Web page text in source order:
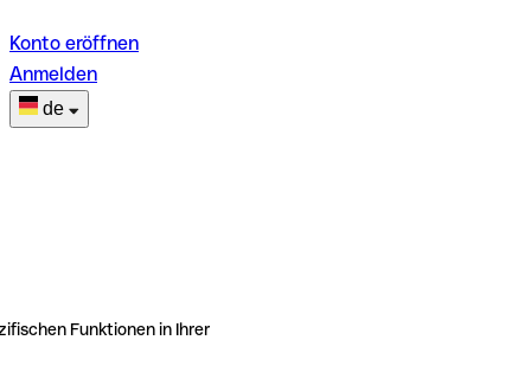
Konto eröffnen
Anmelden
de
Funktionen in Ihrer